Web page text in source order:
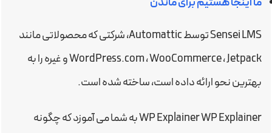
Sensei LMS توسط Automattic، شرکتی که محصولاتی مانند
WordPress.com ، WooCommerce ، Jetpack و غیره را به
بهترین نحو ارائه داده است، ساخته شده است.
WP Explainer WP Explainer به شما می آموزد که چگونه